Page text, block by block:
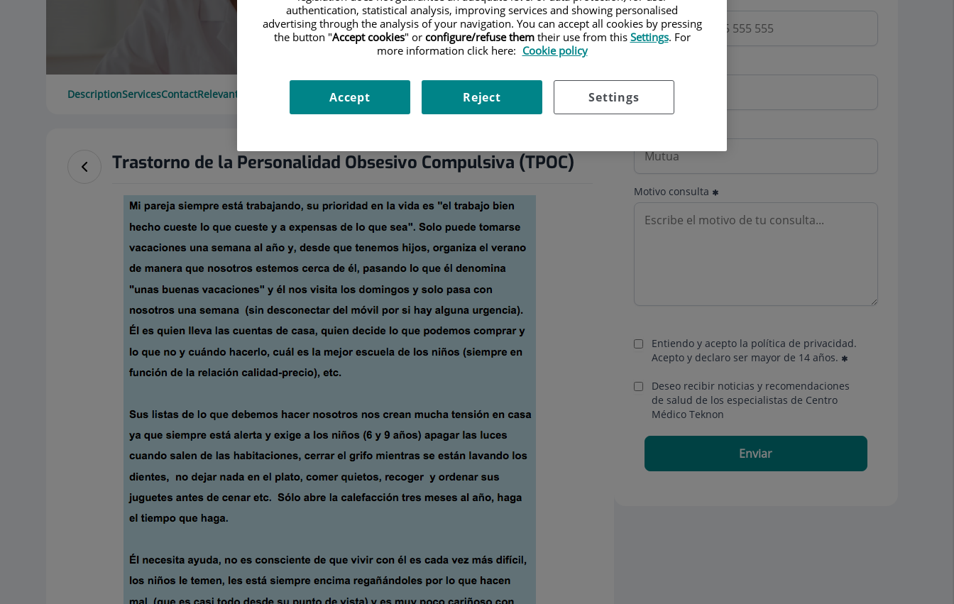
DescriptionServicesContactRelevant details Opening hours
Trastorno de la Personalidad Obsesivo Compulsiva (TPOC)
Motivo consulta
Entiendo y acepto la política de privacidad.
Acepto y declaro ser mayor de 14 años.
Deseo recibir noticias y recomendaciones
de salud de los especialistas de Centro
Médico Teknon
Enviar
authentication, statistical analysis, improving services and showing personalised
advertising through the analysis of your navigation. You can accept all cookies by pressing
the button "Accept cookies" or configure/refuse themtheir use from this Settings. For
more information click here: Cookie policy
Settings
Reject
Accept